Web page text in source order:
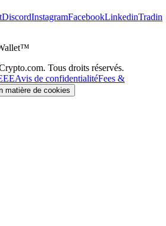
DiscordInstagramFacebookLinkedinTradin
Tous droits réservés.
Avis de confidentialitéFees &
matière de cookies